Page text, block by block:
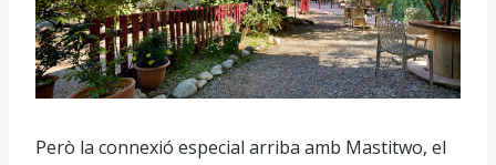
Però la connexió especial arriba amb Mastitwo, el